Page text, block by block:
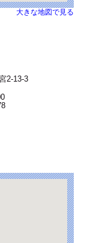
大きな地図で見る
2-13-3